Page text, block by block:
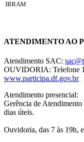
IBRAM
ATENDIMENTO AO
Atendimento SAC:
OUVIDORIA: Telefone
www.participa.df.gov.br
Atendimento presencial:
Gerência de
dias úteis.
Ouvidoria, das 7 às 19h,